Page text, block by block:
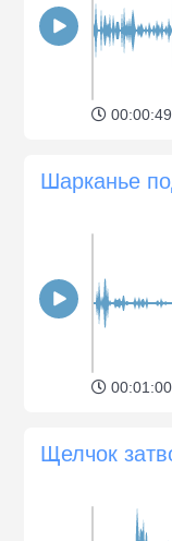
00:00:49
Шарканье
00:01:00